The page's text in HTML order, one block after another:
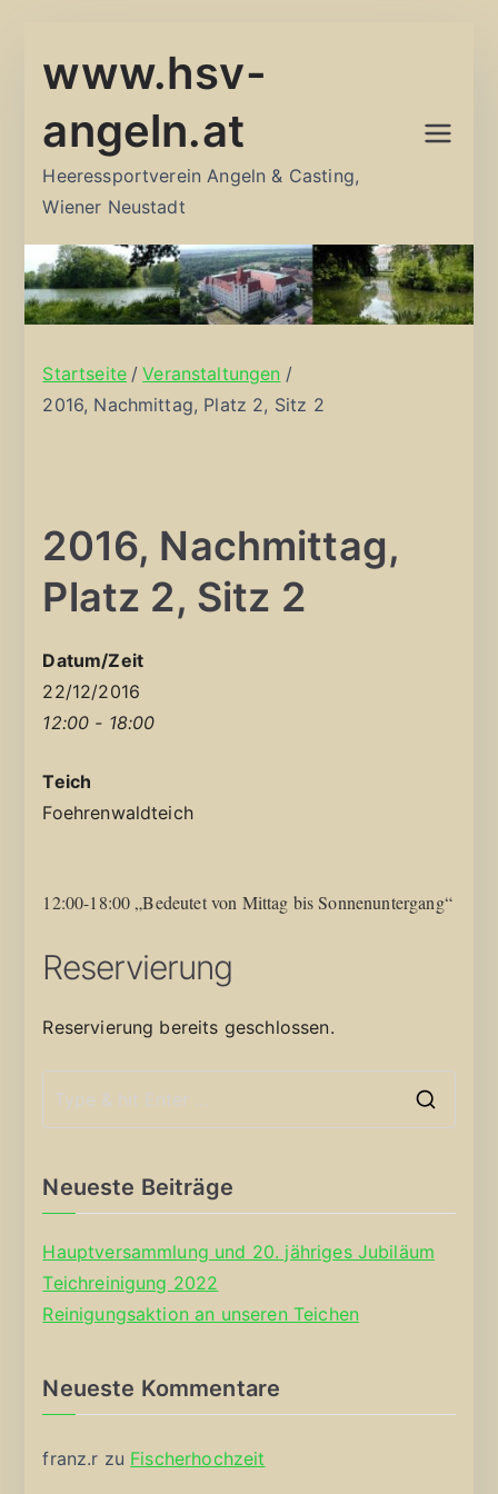
Inhalt
www.hsv-
angeln.at
Heeressportverein Angeln & Casting,
Wiener Neustadt
Startseite
Veranstaltungen
2016, Nachmittag, Platz 2, Sitz 2
2016, Nachmittag,
Platz 2, Sitz 2
Datum/Zeit
22/12/2016
12:00 - 18:00
Teich
Foehrenwaldteich
12:00-18:00 „Bedeutet von Mittag bis Sonnenuntergang“
Reservierung
Reservierung bereits geschlossen.
Neueste Beiträge
Hauptversammlung und 20. jähriges Jubiläum
Teichreinigung 2022
Reinigungsaktion an unseren Teichen
Neueste Kommentare
franz.r zu Fischerhochzeit